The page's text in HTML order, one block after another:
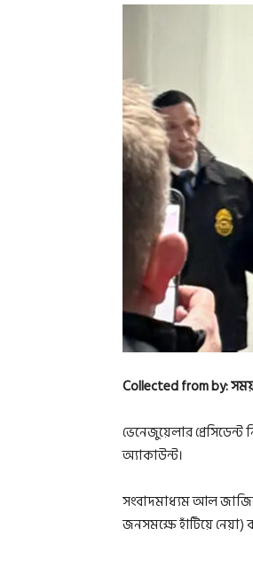
Collected from by:
ভেনেজুয়েলার
অ্যাকাউন্ট।
সংবাদমাধ্যম আল
জনসমক্ষে হাঁটিয়ে নেয়া)